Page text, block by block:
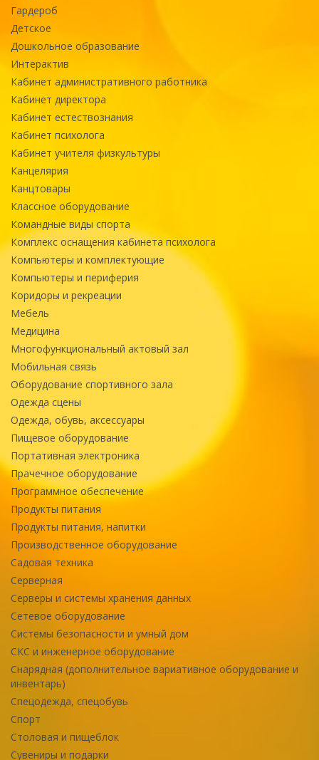
Гардероб
Детское
Дошкольное образование
Интерактив
Кабинет административного работника
Кабинет директора
Кабинет естествознания
Кабинет психолога
Кабинет учителя физкультуры
Канцелярия
Канцтовары
Классное оборудование
Командные виды спорта
Комплекс оснащения кабинета психолога
Компьютеры и комплектующие
Компьютеры и периферия
Коридоры и рекреации
Мебель
Медицина
Многофункциональный актовый зал
Мобильная связь
Оборудование спортивного зала
Одежда сцены
Одежда, обувь, аксессуары
Пищевое оборудование
Портативная электроника
Прачечное оборудование
Программное обеспечение
Продукты питания
Продукты питания, напитки
Производственное оборудование
Садовая техника
Серверная
Серверы и системы хранения данных
Сетевое оборудование
Системы безопасности и умный дом
СКС и инженерное оборудование
Снарядная (дополнительное вариативное оборудование и
инвентарь)
Спецодежда, спецобувь
Спорт
Столовая и пищеблок
Сувениры и подарки